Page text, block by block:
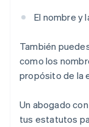
El nombre y
También
como los
propósito de la
Un abogado
tus estatutos